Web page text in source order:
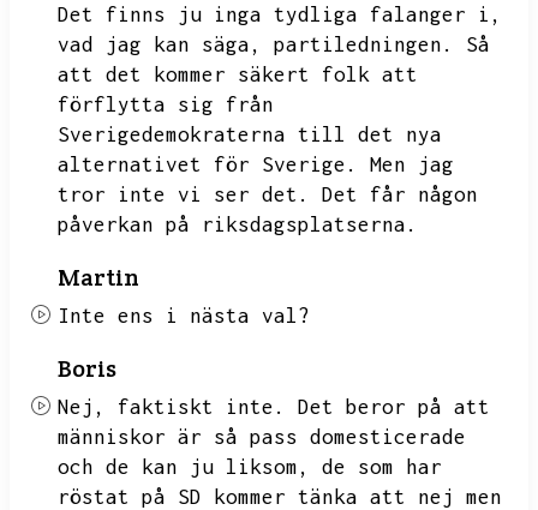
Det finns ju inga tydliga falanger i,
vad jag kan säga,
partiledningen.
Så
att det kommer säkert folk att
förflytta sig från
Sverigedemokraterna till det nya
alternativet för Sverige.
Men jag
tror inte vi ser det.
Det får någon
påverkan på riksdagsplatserna.
Martin
Inte ens i nästa val?
Boris
Nej, faktiskt inte.
Det beror på att
människor är så pass domesticerade
och de kan ju liksom,
de som har
röstat på SD kommer tänka att nej men